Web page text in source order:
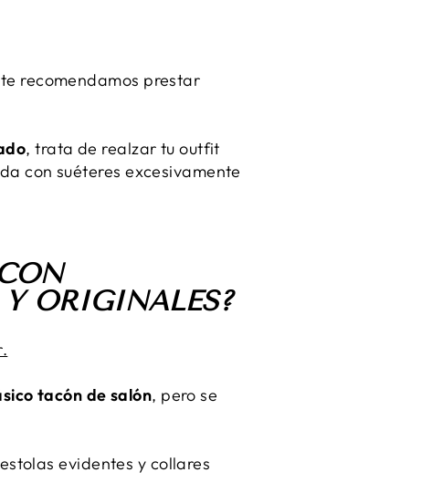
recomendamos prestar
, trata de realzar tu outfit
con suéteres excesivamente
ORIGINALES?
tacón de salón, pero se
evidentes y collares